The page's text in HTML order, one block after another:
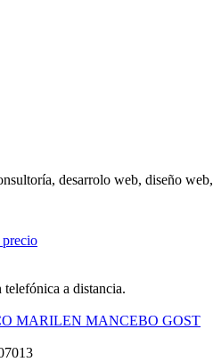
desarrolo web, diseño web,
telefónica a distancia.
MARILEN MANCEBO GOST